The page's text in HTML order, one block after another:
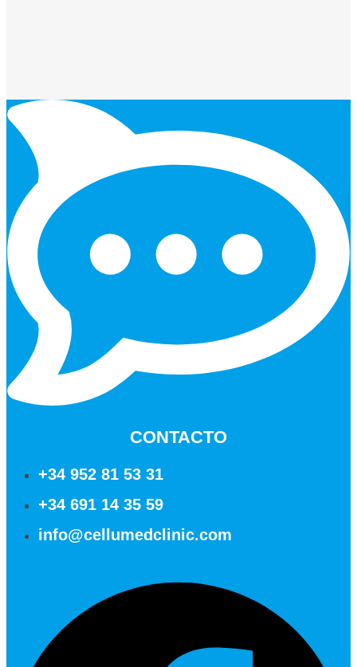
CONTACTO
+34 952 81 53 31
+34 691 14 35 59
info@cellumedclinic.com